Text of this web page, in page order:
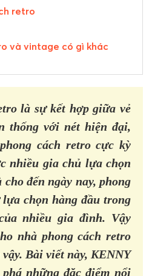
retro
và vintage có gì khác
là sự kết hợp giữa vẻ
thống với nét hiện đại,
cách retro cực kỳ
nhiều gia chủ lựa chọn
đến ngày nay, phong
chọn hàng đầu trong
nhiều gia đình. Vậy
nhà phong cách retro
Bài viết này, KENNY
những đặc điểm nổi